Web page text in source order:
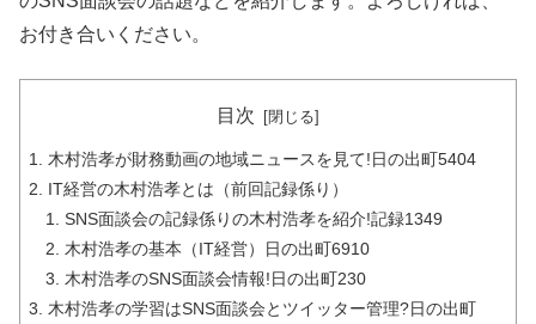
お付き合いください。
目次
木村浩孝が財務動画の地域ニュースを見て!日の出町5404
IT経営の木村浩孝とは（前回記録係り）
SNS面談会の記録係りの木村浩孝を紹介!記録1349
木村浩孝の基本（IT経営）日の出町6910
木村浩孝のSNS面談会情報!日の出町230
木村浩孝の学習はSNS面談会とツイッター管理?日の出町